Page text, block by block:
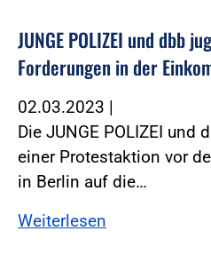
JUNGE POLIZEI und dbb
Forderungen in der
02.03.2023 |
Die JUNGE POLIZEI und
einer Protestaktion vor
in Berlin auf die…
Weiterlesen